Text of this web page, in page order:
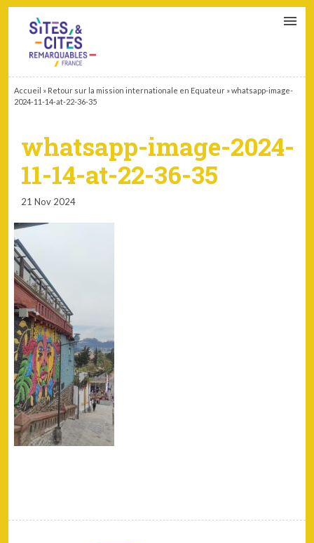
Accueil » Retour sur la mission internationale en Equateur »whatsapp-image-
2024-11-14-at-22-36-35
whatsapp-image-2024-
11-14-at-22-36-35
21 Nov 2024